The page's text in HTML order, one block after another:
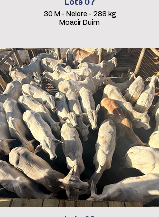
Lote 07
30 M - Nelore - 288 kg
Moacir Duim